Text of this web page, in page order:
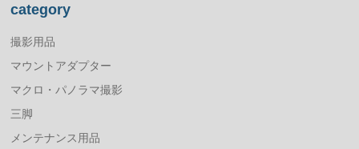
category
撮影用品
マウントアダプター
マクロ・パノラマ撮影
三脚
メンテナンス用品